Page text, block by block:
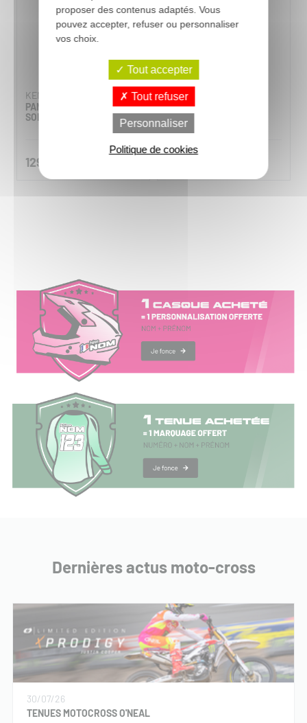
KENNY
PANTALON CROSS FORCE
SOLID BLACK 2026
129,90 €
KENNY
PANTALON CROSS
PERFORMANCE SOLID
BLACK 2026
Dernières actus moto-cross
30/07/26
TENUES MOTOCROSS O'NEAL
proposer des contenus adaptés. Vous
pouvez accepter, refuser ou personnaliser
vos choix.
Tout accepter
Tout refuser
Personnaliser
Politique de cookies